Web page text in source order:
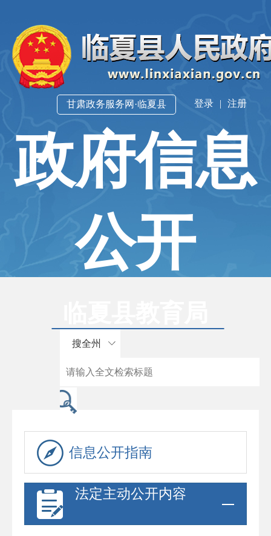
登录 | 注册
甘肃政务服务网·临夏县
政府信息
公开
搜全州
信息公开指南
法定主动公开内容